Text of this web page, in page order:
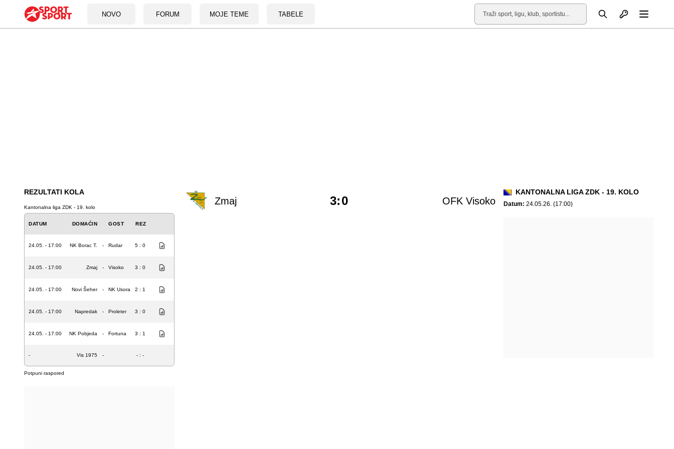
NOVO FORUM MOJE TEME TABELE
Pretraga Otvori profil
REZULTATI KOLA
Kantonalna liga ZDK - 19. kolo
DATUM DOMAĆIN GOST REZ
24.05. - 17:00 NK Borac T. - Rudar 5 : 0
24.05. - 17:00 Zmaj - Visoko 3 : 0
24.05. - 17:00 Novi Šeher - NK Usora 2 : 1
24.05. - 17:00 Napredak - Proleter 3 : 0
24.05. - 17:00 NK Pobjeda - Fortuna 3 : 1
- Vis 1975 - - : -
Potpuni raspored
Zmaj OFK Visoko
3:0
KANTONALNA LIGA ZDK - 19. KOLO
Datum: 24.05.26. (17:00)